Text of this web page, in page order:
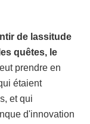
de lassitude
quêtes, le
prendre en
étaient
et qui
d'innovation